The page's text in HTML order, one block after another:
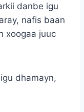
danbe igu
nafis baan
xoogaa juuc
dhamayn,